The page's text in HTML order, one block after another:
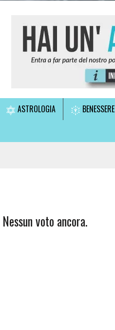
ASTROLOGIA BENESSERE
Nessun voto ancora.